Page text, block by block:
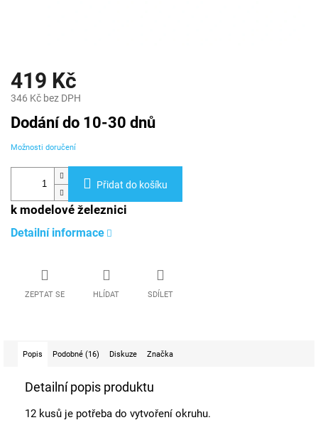
419 Kč
346 Kč bez DPH
Měrná
cena:
Dodání do 10-30 dnů
Možnosti doručení
Přidat do košíku
k modelové železnici
Detailní informace
ZEPTAT SE HLÍDAT SDÍLET
Popis Podobné (16) Diskuze Značka
Detailní popis produktu
12 kusů je potřeba do vytvoření okruhu.